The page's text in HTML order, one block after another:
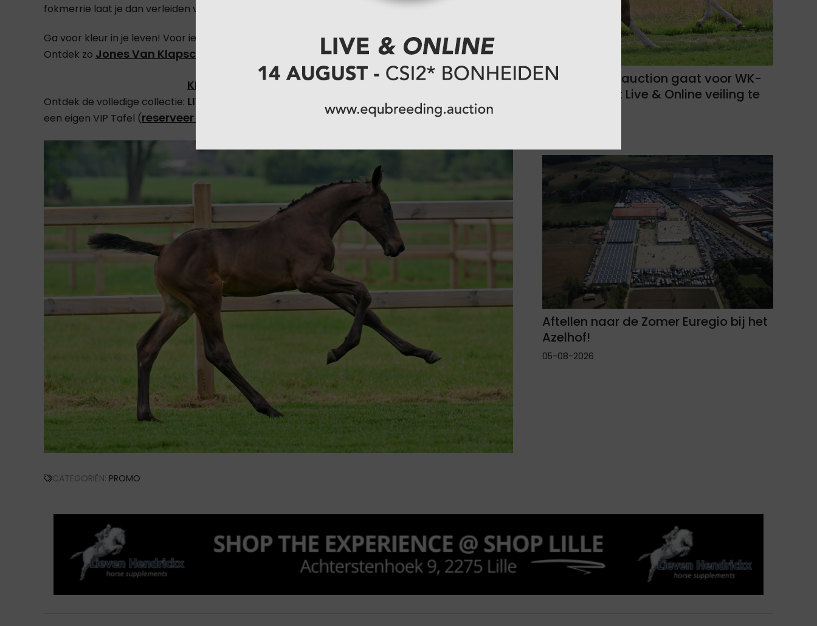
fokmerrie laat je dan verleiden voor
, die een veulen draagt van Drummer TN!
Ga voor kleur in je leven! Voor ieder wat wils wanneer pedigree en looks gecombineerd worden!
Ontdek zo Jones Van Klapscheut Colorido St Hubertushoeveen Alexis AV
Ontdek de volledige collectie:
KLIK HIER
LIVE AANWEZIG ZIJN?
Dat kan gratis op 5 juli te Bonheiden of met
een eigen VIP Tafel (reserveer hier
Equbreeding.auction gaat voor WK-
revelatie met Live & Online veiling te
Aftellen naar de Zomer Euregio bij het
Azelhof!
05-08-2026
CATEGORIËN: PROMO